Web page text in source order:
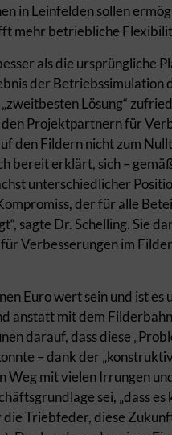
in Leinfelden sollen
mehr betriebliche
als die ursprüngliche
der Betriebssimulation
Lösung“
Projektpartnern für
den Fildern nicht zum
bereit erklärt, sich –
unterschiedlicher
der für alle
sagte Dr. Schelling. Sie
Verbesserungen im
Euro wert sein und ist es
anstatt mit dem
darauf, dass diese
– dank der
mit vielen Irrungen
sei, „dass
Triebfeder, diese